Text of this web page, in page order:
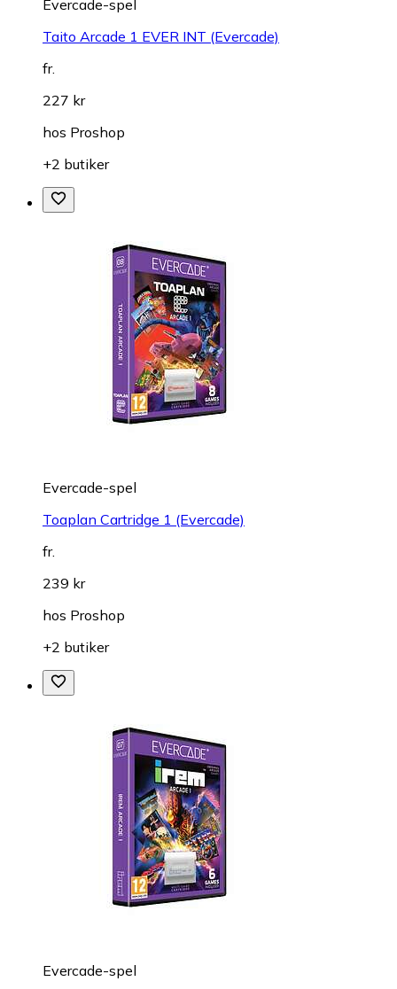
Evercade-spel
Taito Arcade 1 EVER INT (Evercade)
fr.
227 kr
hos Proshop
+2 butiker
Evercade-spel
Toaplan Cartridge 1 (Evercade)
fr.
239 kr
hos Proshop
+2 butiker
Evercade-spel